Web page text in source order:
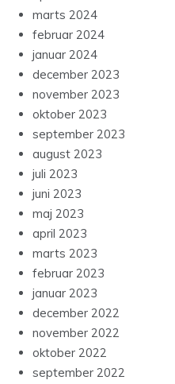
marts 2024
februar 2024
januar 2024
december 2023
november 2023
oktober 2023
september 2023
august 2023
juli 2023
juni 2023
maj 2023
april 2023
marts 2023
februar 2023
januar 2023
december 2022
november 2022
oktober 2022
september 2022